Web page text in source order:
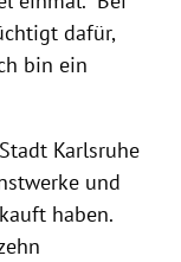
dafür,
bin ein
Karlsruhe
und
haben.